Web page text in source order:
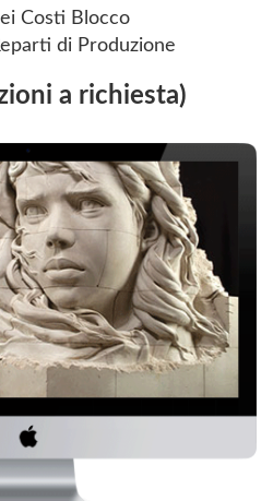
Costi Blocco
di Produzione
a richiesta)